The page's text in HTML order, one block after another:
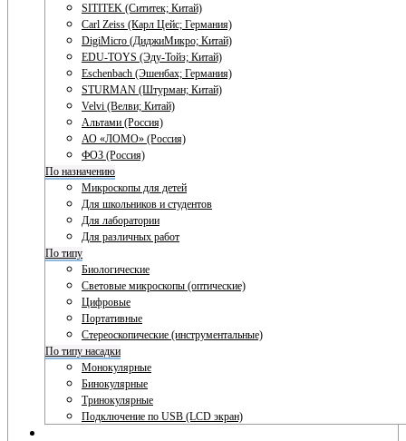
SITITEK (Сититек; Китай)
Carl Zeiss (Карл Цейс; Германия)
DigiMicro (ДиджиМикро; Китай)
EDU-TOYS (Эду-Тойз; Китай)
Eschenbach (Эшенбах; Германия)
STURMAN (Штурман; Китай)
Velvi (Велви; Китай)
Альтами (Россия)
АО «ЛОМО» (Россия)
ФОЗ (Россия)
По назначению
Микроскопы для детей
Для школьников и студентов
Для лаборатории
Для различных работ
По типу
Биологические
Световые микроскопы (оптические)
Цифровые
Портативные
Стереоскопические (инструментальные)
По типу насадки
Монокулярные
Бинокулярные
Тринокулярные
Подключение по USB (LCD экран)